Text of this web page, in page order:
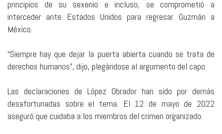
principios de su sexenio e incluso, se comprometió a
interceder ante Estados Unidos para regresar Guzmán a
México.
“Siempre hay que dejar la puerta abierta cuando se trata de
derechos humanos”, dijo, plegándose al argumento del capo.
Las declaraciones de López Obrador han sido por demás
desafortunadas sobre el tema. El 12 de mayo de 2022
aseguró que cuidaba a los miembros del crimen organizado.